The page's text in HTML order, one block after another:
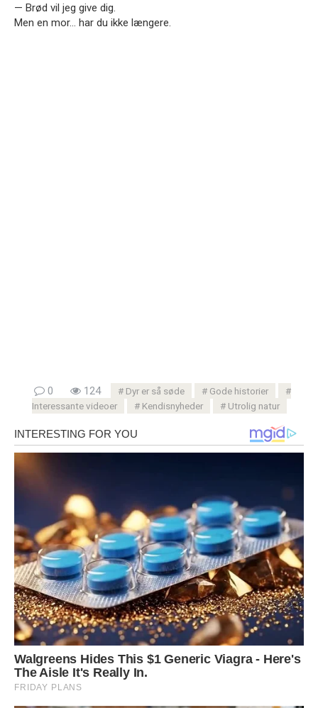
— Brød vil jeg give dig.
Men en mor… har du ikke længere.
0 124 Dyr er så søde
Gode ​​historier
Interessante videoer
Kendisnyheder Utrolig natur